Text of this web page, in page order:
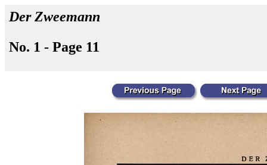
Der Zweemann
No. 1 - Page 11